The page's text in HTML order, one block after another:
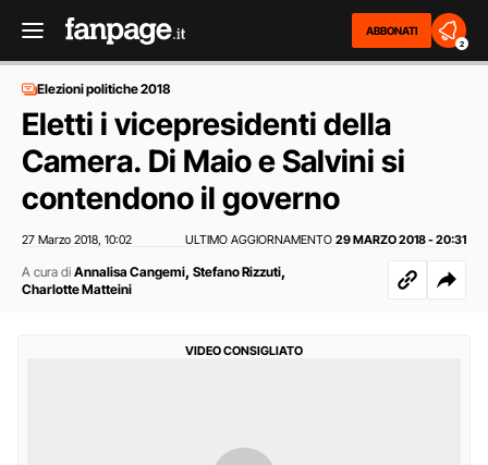
ABBONATI
2
Elezioni politiche 2018
Eletti i vicepresidenti della
Camera. Di Maio e Salvini si
contendono il governo
27 Marzo 2018 10:02 ULTIMO AGGIORNAMENTO 29 MARZO 2018 - 20:31
A cura di Annalisa Cangemi, Stefano Rizzuti,
Charlotte Matteini
VIDEO CONSIGLIATO